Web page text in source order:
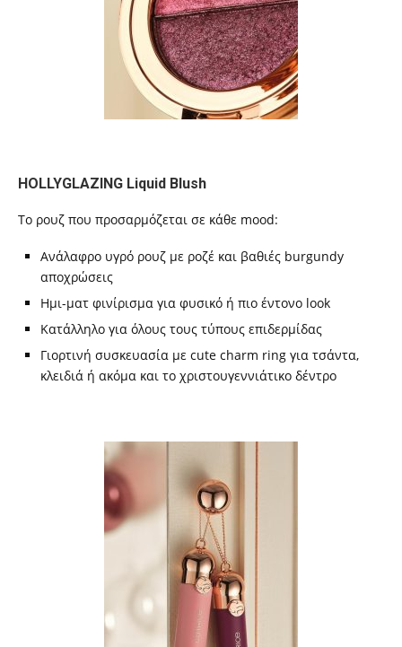
HOLLYGLAZING Liquid Blush
Το ρουζ που προσαρμόζεται σε κάθε mood:
Ανάλαφρο υγρό ρουζ με ροζέ και βαθιές burgundy
αποχρώσεις
Ημι-ματ φινίρισμα για φυσικό ή πιο έντονο look
Κατάλληλο για όλους τους τύπους επιδερμίδας
Γιορτινή συσκευασία με cute charm ring για τσάντα,
κλειδιά ή ακόμα και το χριστουγεννιάτικο δέντρο